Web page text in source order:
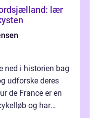
lær
ned i historien bag
udforske deres
de France er en
og har